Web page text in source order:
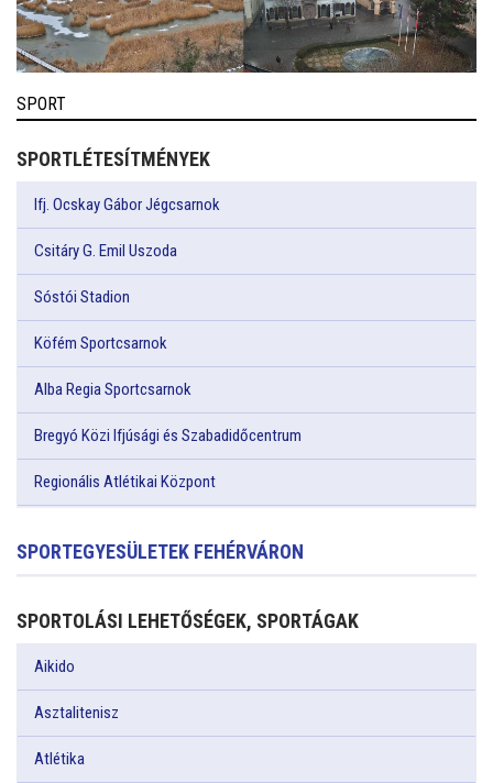
SPORT
SPORTLÉTESÍTMÉNYEK
Ifj. Ocskay Gábor Jégcsarnok
Csitáry G. Emil Uszoda
Sóstói Stadion
Köfém Sportcsarnok
Alba Regia Sportcsarnok
Bregyó Közi Ifjúsági és Szabadidőcentrum
Regionális Atlétikai Központ
SPORTEGYESÜLETEK FEHÉRVÁRON
SPORTOLÁSI LEHETŐSÉGEK, SPORTÁGAK
Aikido
Asztalitenisz
Atlétika